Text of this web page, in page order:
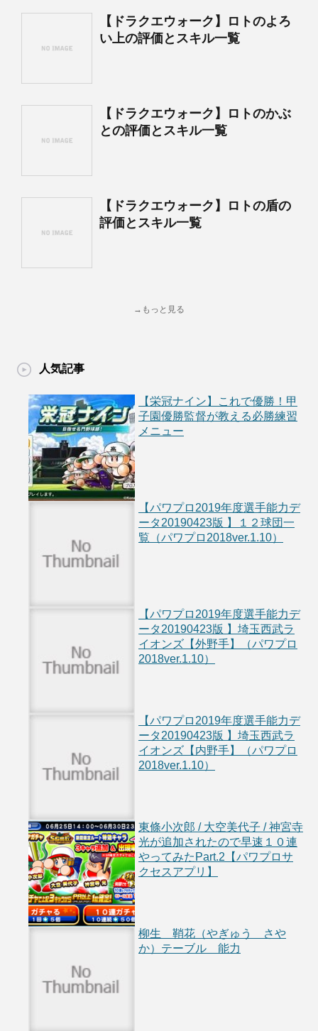
【ドラクエウォーク】ロトのよろ
い上の評価とスキル一覧
【ドラクエウォーク】ロトのかぶ
との評価とスキル一覧
【ドラクエウォーク】ロトの盾の
評価とスキル一覧
→もっと見る
人気記事
【栄冠ナイン】これで優勝！甲
子園優勝監督が教える必勝練習
メニュー
【パワプロ2019年度選手能力デ
ータ20190423版 】１２球団一
覧（パワプロ2018ver.1.10）
【パワプロ2019年度選手能力デ
ータ20190423版 】埼玉西武ラ
イオンズ【外野手】（パワプロ
2018ver.1.10）
【パワプロ2019年度選手能力デ
ータ20190423版 】埼玉西武ラ
イオンズ【内野手】（パワプロ
2018ver.1.10）
東條小次郎 / 大空美代子 / 神宮寺
光が追加されたので早速１０連
やってみたPart.2【パワプロサ
クセスアプリ】
柳生 鞘花（やぎゅう さや
か）テーブル 能力